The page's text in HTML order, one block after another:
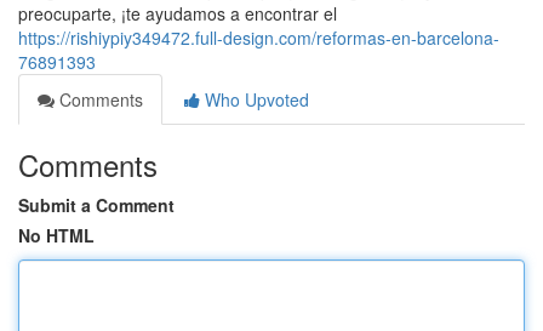
preocuparte, ¡te ayudamos a encontrar el
https://rishiypiy349472.full-design.com/reformas-en-barcelona-
76891393
Comments
Who Upvoted
Comments
Submit a Comment
No HTML